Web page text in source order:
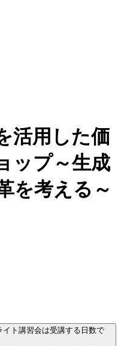
活用した価
ップ～生成
を考える～
ト講習会は受講する日数で